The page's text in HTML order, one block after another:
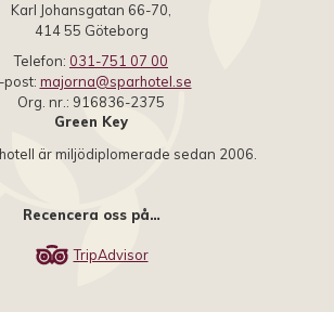
Karl Johansgatan 66-70,
414 55 Göteborg
Telefon: 031-751 07 00
post: majorna@sparhotel.se
Org. nr.: 916836-2375
Green Key
är miljödiplomerade sedan 2006.
Recencera oss på…
TripAdvisor